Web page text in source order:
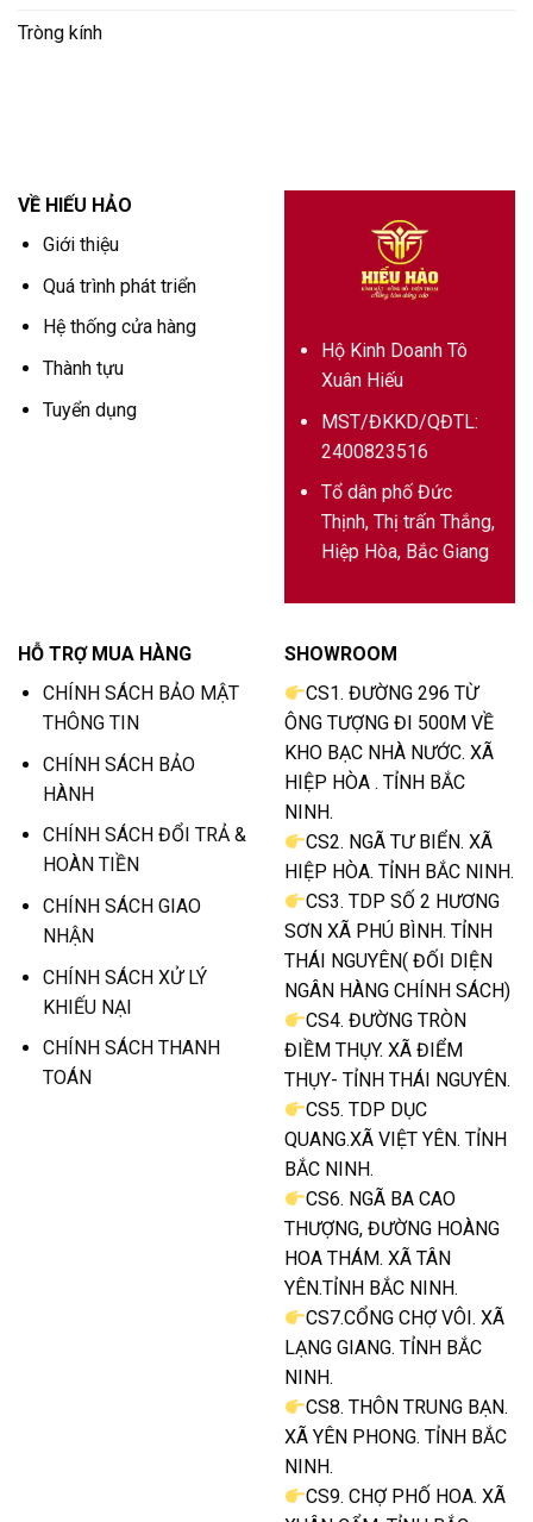
Tròng kính
VỀ HIẾU HẢO
Giới thiệu
Quá trình phát triển
Hệ thống cửa hàng
Thành tựu
Tuyển dụng
Hộ Kinh Doanh Tô
Xuân Hiếu
MST/ĐKKD/QĐTL:
2400823516
Tổ dân phố Đức
Thịnh, Thị trấn Thắng,
Hiệp Hòa, Bắc Giang
HỖ TRỢ MUA HÀNG
CHÍNH SÁCH BẢO MẬT
THÔNG TIN
CHÍNH SÁCH BẢO
HÀNH
CHÍNH SÁCH ĐỔI TRẢ &
HOÀN TIỀN
CHÍNH SÁCH GIAO
NHẬN
CHÍNH SÁCH XỬ LÝ
KHIẾU NẠI
CHÍNH SÁCH THANH
TOÁN
SHOWROOM
CS1. ĐƯỜNG 296 TỪ
ÔNG TƯỢNG ĐI 500M VỀ
KHO BẠC NHÀ NƯỚC. XÃ
HIỆP HÒA . TỈNH BẮC
NINH.
CS2. NGÃ TƯ BIỂN. XÃ
HIỆP HÒA. TỈNH BẮC NINH.
CS3. TDP SỐ 2 HƯƠNG
SƠN XÃ PHÚ BÌNH. TỈNH
THÁI NGUYÊN( ĐỐI DIỆN
NGÂN HÀNG CHÍNH SÁCH)
CS4. ĐƯỜNG TRÒN
ĐIỀM THỤY. XÃ ĐIỂM
THỤY- TỈNH THÁI NGUYÊN.
CS5. TDP DỤC
QUANG.XÃ VIỆT YÊN. TỈNH
BẮC NINH.
CS6. NGÃ BA CAO
THƯỢNG, ĐƯỜNG HOÀNG
HOA THÁM. XÃ TÂN
YÊN.TỈNH BẮC NINH.
CS7.CỔNG CHỢ VÔI. XÃ
LẠNG GIANG. TỈNH BẮC
NINH.
CS8. THÔN TRUNG BẠN.
XÃ YÊN PHONG. TỈNH BẮC
NINH.
CS9. CHỢ PHỐ HOA. XÃ